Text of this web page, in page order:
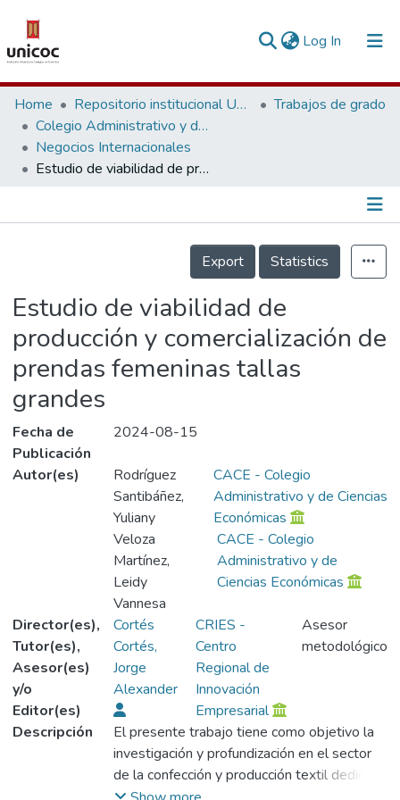
Log In (current)
Communities & Collections
Research Outputs
Fundings & Projects
Home Repositorio institucional Unicoc, RI-unicoc
Trabajos de grado
Colegio Administrativo y de Ciencias Económicas
Negocios Internacionales
Estudio de viabilidad de producción y comercialización de prendas femeninas tallas grandes
Información de la Publicación
Export
Statistics
Estudio de viabilidad de
producción y comercialización de
prendas femeninas tallas
grandes
Fecha de
Publicación
2024-08-15
Autor(es)
Rodríguez
Santibáñez,
Yuliany
CACE - Colegio
Administrativo y de Ciencias
Económicas
Veloza
Martínez,
Leidy
Vannesa
CACE - Colegio
Administrativo y de
Ciencias Económicas
Director(es),
Tutor(es),
Asesor(es)
y/o
Editor(es)
Cortés
Cortés,
Jorge
Alexander
CRIES -
Centro
Regional de
Innovación
Empresarial
Asesor
metodológico
Descripción
El presente trabajo tiene como objetivo la
investigación y profundización en el sector
de la confección y producción textil dedicado